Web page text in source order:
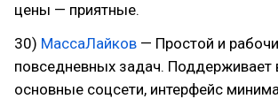
цены — приятные.
30) МассаЛайков — Простой и
повседневных задач. Поддерживает
основные соцсети, интерфейс